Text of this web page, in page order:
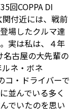
回COPPA DI
付近には、戦前
場したクルマ達
実は私は、４年
古屋の大先輩の
ネ・ボネ
・ドライバーで
並んでいる多く
でいたのを思い